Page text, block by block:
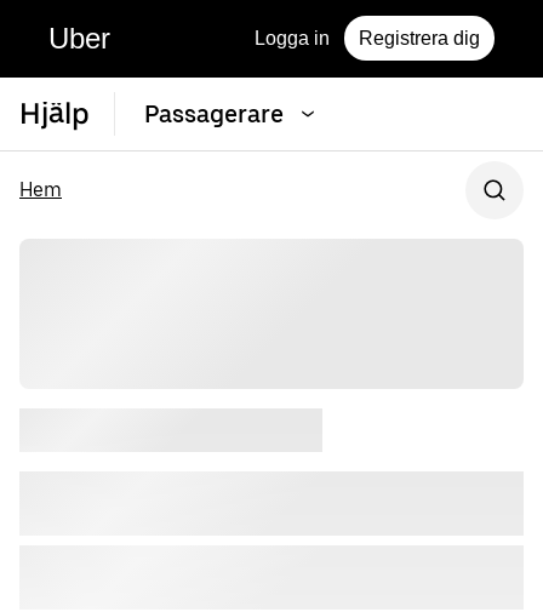
Uber Logga in Registrera dig
Hjälp Passagerare
Hem